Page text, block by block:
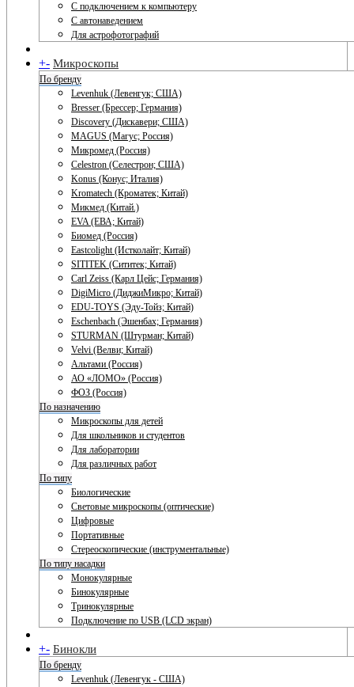
С подключением к компьютеру
С автонаведением
Для астрофотографий
+- Микроскопы
По бренду
Levenhuk (Левенгук; США)
Bresser (Брессер; Германия)
Discovery (Дискавери; США)
MAGUS (Магус; Россия)
Микромед (Россия)
Celestron (Селестрон; США)
Konus (Конус; Италия)
Kromatech (Кроматек; Китай)
Микмед (Китай.)
EVA (ЕВА; Китай)
Биомед (Россия)
Eastcolight (Истколайт; Китай)
SITITEK (Сититек; Китай)
Carl Zeiss (Карл Цейс; Германия)
DigiMicro (ДиджиМикро; Китай)
EDU-TOYS (Эду-Тойз; Китай)
Eschenbach (Эшенбах; Германия)
STURMAN (Штурман; Китай)
Velvi (Велви; Китай)
Альтами (Россия)
АО «ЛОМО» (Россия)
ФОЗ (Россия)
По назначению
Микроскопы для детей
Для школьников и студентов
Для лаборатории
Для различных работ
По типу
Биологические
Световые микроскопы (оптические)
Цифровые
Портативные
Стереоскопические (инструментальные)
По типу насадки
Монокулярные
Бинокулярные
Тринокулярные
Подключение по USB (LCD экран)
+- Бинокли
По бренду
Levenhuk (Левенгук - США)